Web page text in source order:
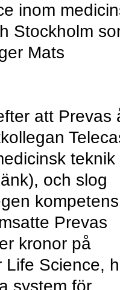
inom
Stockholm
Mats
att Prevas
teknik
och slog
kompetens
Prevas
kronor på
Life Science,